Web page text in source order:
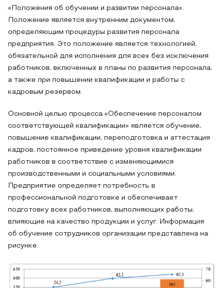
«Положения об обучении и развитии персонала».
Положение является внутренним документом,
определяющим процедуры развития персонала
предприятия. Это положение является технологией,
обязательной для исполнения для всех без исключения
работников, включенных в планы по развития персонала,
а также при повышении квалификации и работы с
кадровым резервом.
Основной целью процесса «Обеспечение персоналом
соответствующей квалификации» является обучение,
повышение квалификации, переподготовка и аттестация
кадров, постоянное приведение уровня квалификации
работников в соответствие с изменяющимися
производственными и социальными условиями.
Предприятие определяет потребность в
профессиональной подготовке и обеспечивает
подготовку всех работников, выполняющих работы,
влияющие на качество продукции и услуг. Информация
об обучение сотрудников организации представлена на
рисунке.